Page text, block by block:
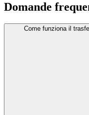
Domande
Come funziona il